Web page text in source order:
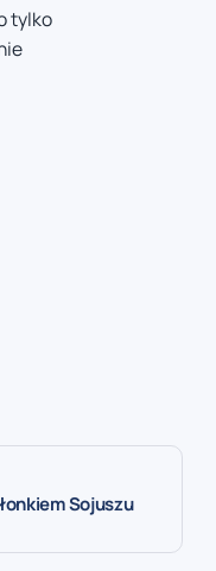
tylko
Sojuszu